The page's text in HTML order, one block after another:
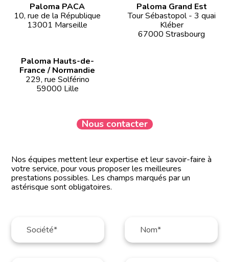
Paloma PACA
10, rue de la République
13001 Marseille
Paloma Grand Est
Tour Sébastopol - 3 quai
Kléber
67000 Strasbourg
Paloma Hauts-de-
France / Normandie
229, rue Solférino
59000 Lille
Nous contacter
Nos équipes mettent leur expertise et leur savoir-faire à
votre service, pour vous proposer les meilleures
prestations possibles. Les champs marqués par un
astérisque sont obligatoires.